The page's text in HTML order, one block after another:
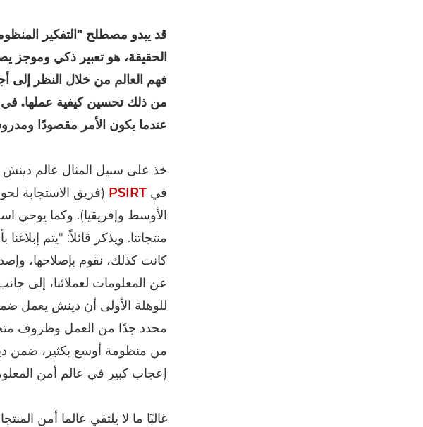
قد يبدو مصطلح "التفكير
الحقيقة، هو تعبير ذكي وموجز
فهم العالم من خلال النظر إلى
من ذلك تحسين كيفية عملها.
عندما يكون الأمر مقصودًا
خذ على سبيل المثال عالم دينش
فيPSIRT
الأوسط وإفريقيا). وكما يوحي
منتجاتنا. ويذكر قائلاً: "يتم
كانت كذلك، نقوم بإصلاحها،
محدد جدًا من العمل وظروف
من منظومة أوسع بكثير، ضمن
إعجاب كبير في عالم أمن
غالبًا ما لا يلتقي عالما أمن